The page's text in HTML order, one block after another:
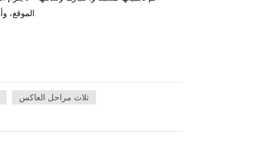
الموقع، وأداء مستقر.
ثلاث مراحل العاكس